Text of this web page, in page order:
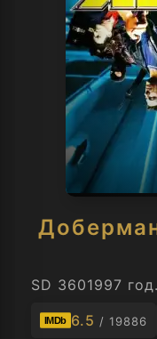
SD 3601997 год.
IMDb 6.5 / 19886